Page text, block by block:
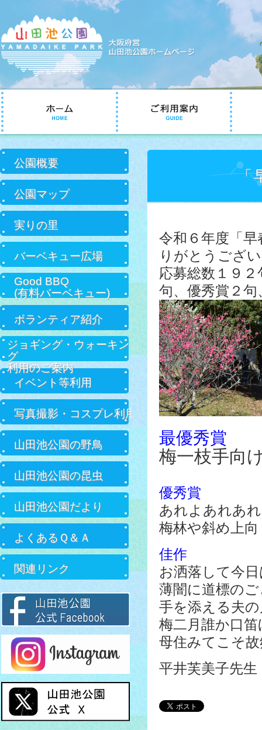
コ
ン
テ
ン
ツ
へ
動
「
令和６年度「
りがとうござ
応募総数１９
句、優秀賞２
最優秀賞
梅一枝手
優秀賞
あれよあれ
梅林や斜
佳作
お洒落して
薄闇に
手を添える
梅二月誰
母住みてこ
平井芙美子先
サ
ブ
メ
ニ
ュ
ー
公園概要
公園マップ
実りの里
バーベキュー広場
Good BBQ
(有料バーベキュー)
ボランティア紹介
ジョギング・ウォーキン
グ
利用のご案内
イベント等利用
写真撮影・コスプレ利用
山田池公園の野鳥
山田池公園の昆虫
山田池公園だより
よくあるＱ＆Ａ
関連リンク